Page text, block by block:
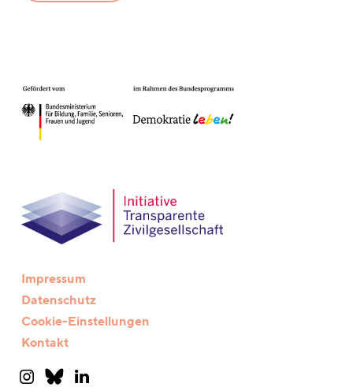
Impressum
Datenschutz
Cookie-Einstellungen
Kontakt